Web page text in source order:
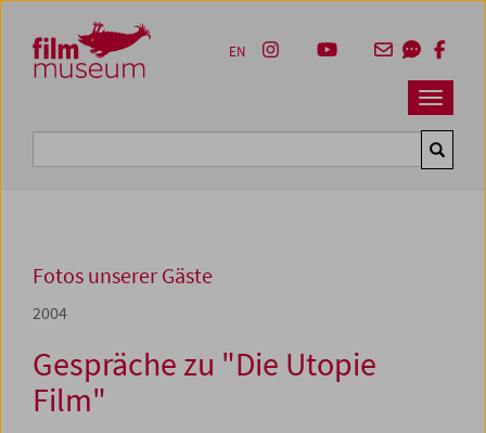
Zum Inhalt
Zum Hauptmenü
Zur Servicenavigation
Zum Suche
Navbar
EN
Fotos unserer Gäste
2004
Gespräche zu "Die Utopie
Film"